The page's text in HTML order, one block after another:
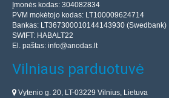
Įmonės kodas: 304082834
PVM mokėtojo kodas: LT100009624714
Bankas: LT367300010144143930 (Swedbank)
SWIFT: HABALT22
El. paštas: info@anodas.lt
Vilniaus parduotuvė
Vytenio g. 20, LT-03229 Vilnius, Lietuva